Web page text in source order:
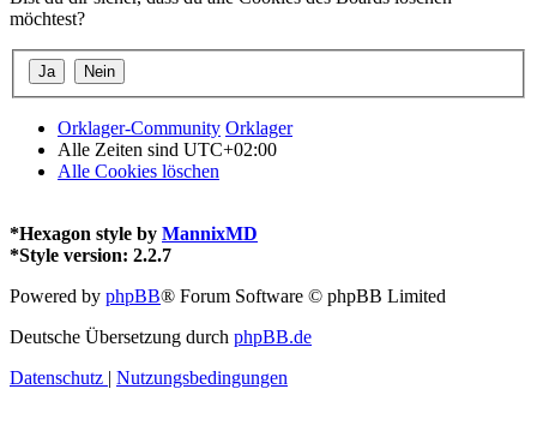
möchtest?
Orklager-Community Orklager
Alle Zeiten sind UTC+02:00
Alle Cookies löschen
*Hexagon style by MannixMD
*Style version: 2.2.7
Powered by phpBB® Forum Software © phpBB Limited
Deutsche Übersetzung durch phpBB.de
Datenschutz | Nutzungsbedingungen